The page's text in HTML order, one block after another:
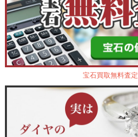
宝石買取無料査定